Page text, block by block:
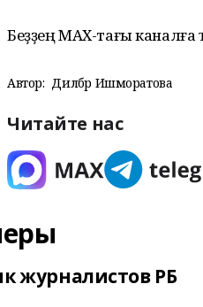
Беҙҙең МАХ-тағы
Автор: Дилбәр Ишморатова
Читайте нас
журналистов РБ